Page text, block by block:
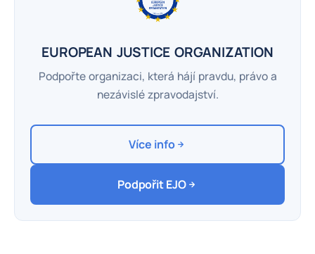
EUROPEAN JUSTICE ORGANIZATION
Podpořte organizaci, která hájí pravdu, právo a
nezávislé zpravodajství.
Více info
Podpořit EJO